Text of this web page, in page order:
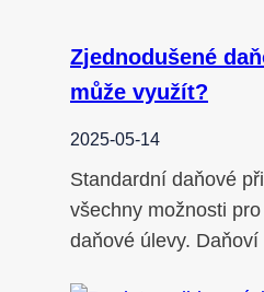
Zjednodušené
může využít?
2025-05-14
Standardní daňové
všechny možnosti
daňové úlevy.